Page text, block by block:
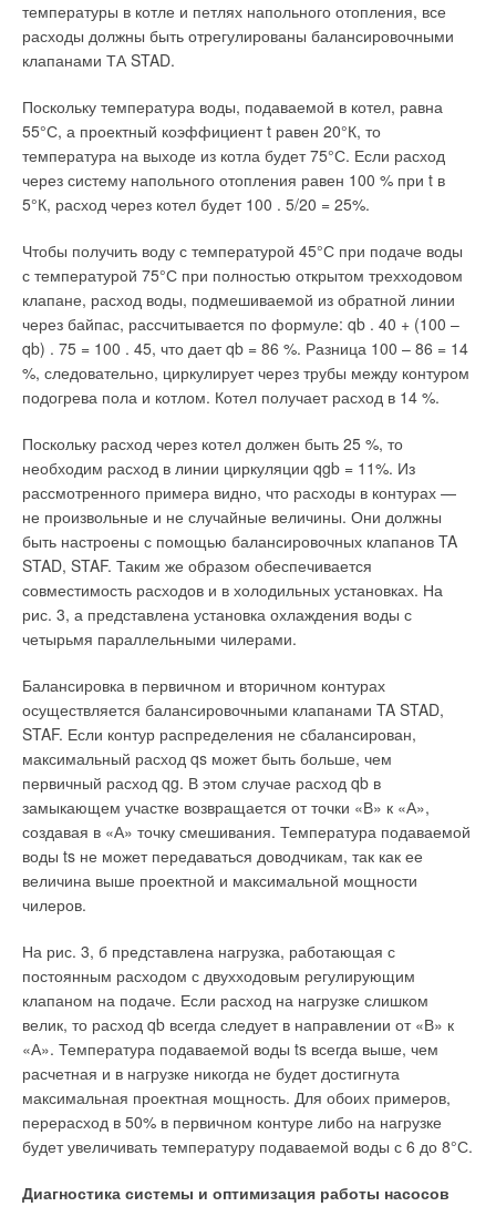
температуры в котле и петлях напольного отопления, все
расходы должны быть отрегулированы балансировочными
клапанами ТА STAD.
Поскольку температура воды, подаваемой в котел, равна
55°С, а проектный коэффициент t равен 20°К, то
температура на выходе из котла будет 75°С. Если расход
через систему напольного отопления равен 100 % при t в
5°К, расход через котел будет 100 . 5/20 = 25%.
Чтобы получить воду с температурой 45°С при подаче воды
с температурой 75°С при полностью открытом трехходовом
клапане, расход воды, подмешиваемой из обратной линии
через байпас, рассчитывается по формуле: qb . 40 + (100 –
qb) . 75 = 100 . 45, что дает qb = 86 %. Разница 100 – 86 = 14
%, следовательно, циркулирует через трубы между контуром
подогрева пола и котлом. Котел получает расход в 14 %.
Поскольку расход через котел должен быть 25 %, то
необходим расход в линии циркуляции qgb = 11%. Из
рассмотренного примера видно, что расходы в контурах —
не произвольные и не случайные величины. Они должны
быть настроены с помощью балансировочных клапанов TA
STAD, STAF. Таким же образом обеспечивается
совместимость расходов и в холодильных установках. На
рис. 3, а представлена установка охлаждения воды с
четырьмя параллельными чилерами.
Балансировка в первичном и вторичном контурах
осуществляется балансировочными клапанами TA STAD,
STAF. Если контур распределения не сбалансирован,
максимальный расход qs может быть больше, чем
первичный расход qg. В этом случае расход qb в
замыкающем участке возвращается от точки «В» к «А»,
создавая в «А» точку смешивания. Температура подаваемой
воды ts не может передаваться доводчикам, так как ее
величина выше проектной и максимальной мощности
чилеров.
На рис. 3, б представлена нагрузка, работающая с
постоянным расходом с двухходовым регулирующим
клапаном на подаче. Если расход на нагрузке слишком
велик, то расход qb всегда следует в направлении от «В» к
«А». Температура подаваемой воды ts всегда выше, чем
расчетная и в нагрузке никогда не будет достигнута
максимальная проектная мощность. Для обоих примеров,
перерасход в 50% в первичном контуре либо на нагрузке
будет увеличивать температуру подаваемой воды с 6 до 8°С.
Диагностика системы и оптимизация работы насосов
теплопередаче без совершения работы. Анализ достаточно
длительной практики применения Правил-95 показывает, что
они так и не создали и не могли создать правовое поле,
декларируемых Гражданским Кодексом РФ. Поэтому
Правила-95 требуют коренной переработки с учетом нового
законодательства. Важно определиться с термином
тепловая энергия, который широко используется в
законодательных, распорядительных и нормативно-
физических величин. Правила-95 не дают четкого ответа на
этот вопрос, предписывая при этом алгоритмы расчета.
Необходимо юридически и физически корректно
зафиксировать, что же находится в коммерческом обороте
(продается и покупается) в системах централизованного
теплоснабжения?
термодинамической системы (ее потенциалом) и может
определяться как произведение массы теплоносителя на его
удельную (отнесенную к единице массы) энтальпию.
Поэтому для измерения энтальпии теплоносителя
достаточно знать (иметь возможность измерить)
температуру, давление и массу теплоносителя, которые
легко измеряются в любом трубопроводе,
транспортирующем пар, конденсат, горячую воду и др.
вещества, используемые как рабочие тела (например,
В отличие от энтальпии теплота не является функцией
состояния (то есть потенциалом) и применительно к
системам теплоснабжения может быть измерена только в
динамике: при нагреве (охлаждении) теплоносителя при
условии, что масса теплоносителя остается постоянной.
Практически это означает, что для корректного измерения
количества теплоты, передаваемой в системах
теплоснабжения, на границах передачи энергии необходимо
устанавливать теплообменные аппараты поверхностного
В реальных условиях эксплуатации систем
централизованного теплоснабжения (СЦТ) в России
технологически и юридически связаны между собой
различные хозяйствующие субъекты -- предприятия и
организации, являющиеся собственниками ТЭЦ, котельных,
тепловых подстанций и сетей, а также потребители тепловой
энергии. В СЦТ на коммерческих сечениях передается
теплоноситель с определенными термодинамическими
другому (количество этих собственников исчисляется
Ваш E-mail *
Текст комментария